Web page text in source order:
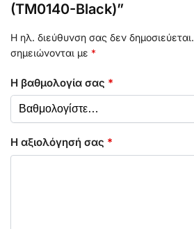
(TM0140-Black)”
Η ηλ. διεύθυνση σας δεν δημοσιεύεται.
σημειώνονται με *
Η βαθμολογία σας *
Η αξιολόγησή σας *